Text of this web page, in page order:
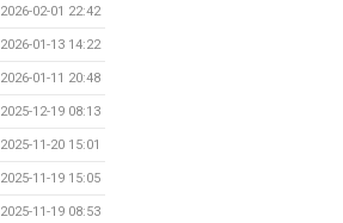
2026-02-01 22:42
2026-01-13 14:22
2026-01-11 20:48
2025-12-19 08:13
2025-11-20 15:01
2025-11-19 15:05
2025-11-19 08:53